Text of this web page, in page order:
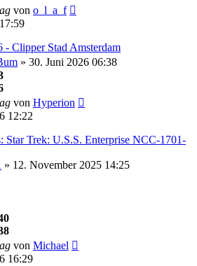
von o_l_a_f
- Clipper Stad Amsterdam
» 30. Juni 2026 06:38
von Hyperion
12:22
Star Trek: U.S.S. Enterprise NCC-1701-
» 12. November 2025 14:25
von Michael
16:29